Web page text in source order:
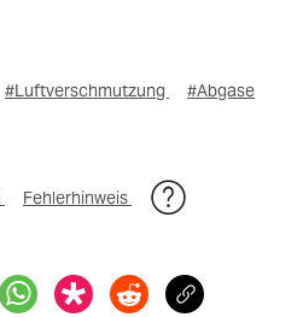
#Luftverschmutzung
#Abgase
Fehlerhinweis